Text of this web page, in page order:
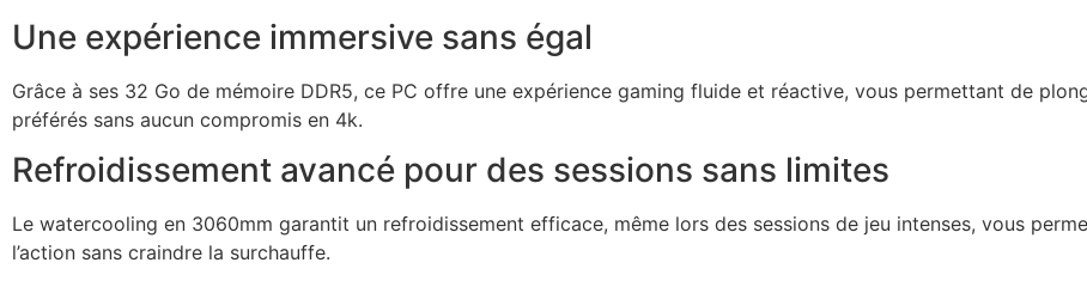
Une expérience immersive sans égal
Grâce à ses 32 Go de mémoire DDR5, ce PC offre une expérience gaming fluide et réactive, vous permettant de
préférés sans aucun compromis en 4k.
Refroidissement avancé pour des sessions sans limites
Le watercooling en 3060mm garantit un refroidissement efficace, même lors des sessions de jeu intenses, vous
l’action sans craindre la surchauffe.